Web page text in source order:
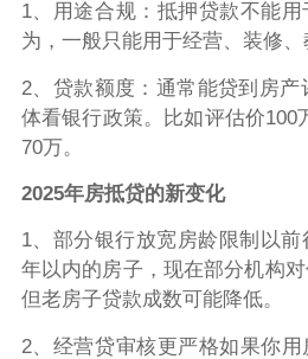
1、用途合规：抵押贷款不能
为，一般只能用于经营、装修、
2、贷款额度：通常能贷到房产
体看银行政策。比如评估价100
70万。
2025年房抵贷的新变化
1、部分银行放宽房龄限制以
年以内的房子，现在部分机构
但老房子贷款成数可能降低。
2、经营贷审核更严格如果你用